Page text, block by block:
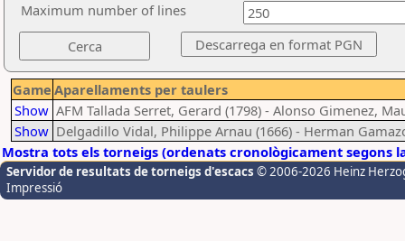
Maximum number of lines
Game Aparellaments per taulers
Show AFM Tallada Serret, Gerard (1798) - Alonso Gimenez,
Show Delgadillo Vidal, Philippe Arnau (1666) - Herman
Mostra tots els torneigs (ordenats cronològicament segons
Servidor de resultats de torneigs d'escacs © 2006-2026 Heinz
Impressió